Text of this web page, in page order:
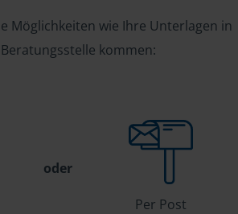
Möglichkeiten wie Ihre Unterlagen in
kommen:
oder
Per Post